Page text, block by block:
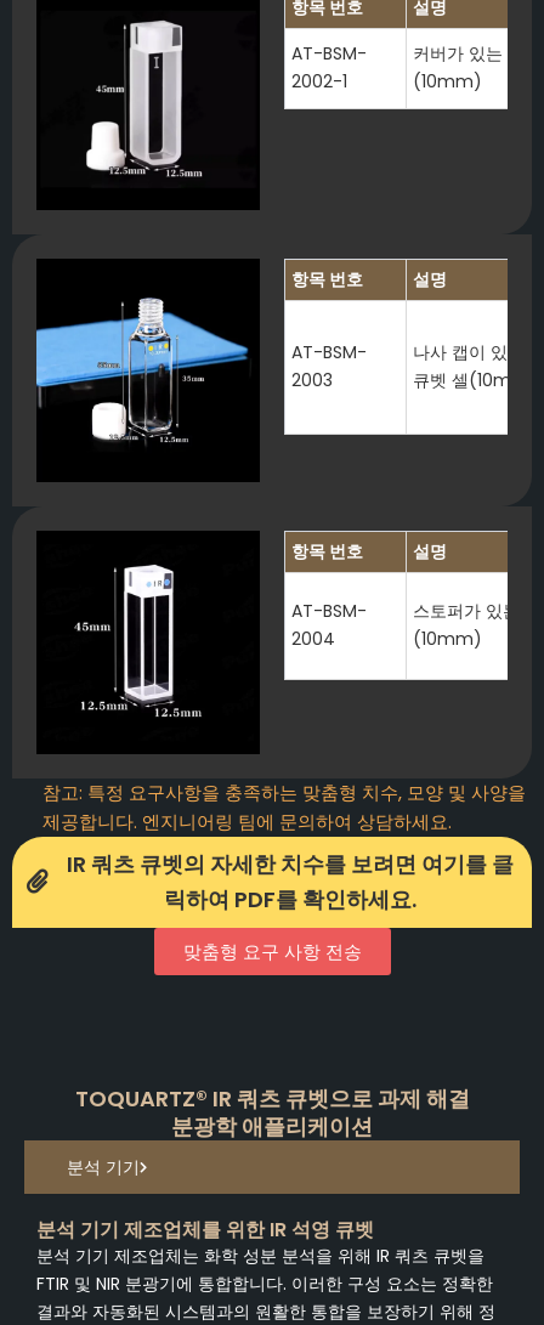
항목 번호
설명
AT-BSM-
2002-1
커버가 있는 IR
(10mm)
항목 번호 설명
AT-BSM-
2003
나사 캡이 있는
큐벳 셀
항목 번호 설명
AT-BSM-
2004
스토퍼가 있는
(10mm)
참고: 특정 요구사항을 충족하는 맞춤형 치수, 모양 및 사양을
제공합니다. 엔지니어링 팀에 문의하여 상담하세요.
IR 쿼츠 큐벳의 자세한 치수를 보려면 여기를 클
릭하여 PDF를 확인하세요.
맞춤형 요구 사항 전송
TOQUARTZ® IR 쿼츠 큐벳으로 과제 해결
분광학 애플리케이션
분석 기기
분석 기기 제조업체를 위한 IR 석영 큐벳
분석 기기 제조업체는 화학 성분 분석을 위해 IR 쿼츠 큐벳을
FTIR 및 NIR 분광기에 통합합니다. 이러한 구성 요소는 정확한
결과와 자동화된 시스템과의 원활한 통합을 보장하기 위해 정